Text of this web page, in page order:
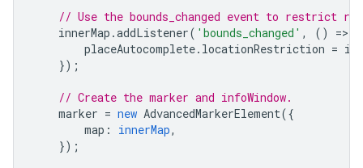
// Use the bounds_changed event to restrict
innerMap .addListener( 'bounds_changed' , () =>
placeAutocomplete. locationRestriction =
});
// Create the marker and infoWindow.
marker = new AdvancedMarkerElement({
map : innerMap,
});